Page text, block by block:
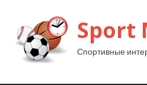
Sport
Спортивные